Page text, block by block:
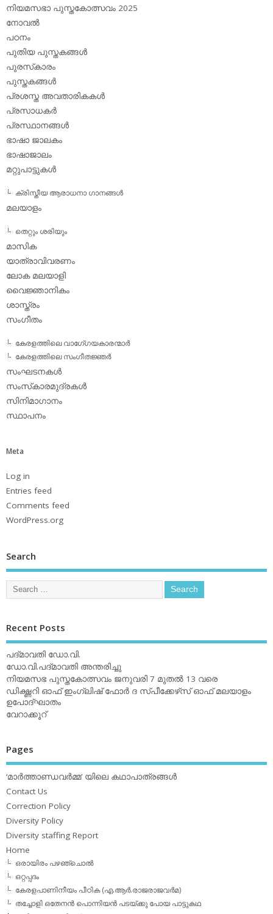
നിയമസഭാ പുസ്തകോത്സവം 2025
നോവല്‍
പഠനം
പുതിയ പുസ്തകങ്ങള്‍
പുരസ്‌കാരം
പുസ്തകങ്ങള്‍
പ്രശസ്ത അവതാരികകള്‍
പ്രസാധകര്‍
പ്രസ്ഥാനങ്ങള്‍
ഭാഷാ ജാലകം
ഭാഷാജാലം
മറ്റുപാട്ടുകള്‍
ക്രിസ്തീയ ആരാധനാ ഗാനങ്ങള്‍
മലയാളം
തെറ്റും ശരിയും
മാസിക
യാത്രാവിവരണം
ലോക മലയാളി
വൈജ്ഞാനികം
ശാസ്ത്രം
സംഗീതം
കേരളത്തിലെ വാഗേ്ഗയകാരന്മാര്‍
കേരളത്തിലെ സംഗീതജ്ഞര്‍
സംഘടനകള്‍
സംസ്‌കാരമുദ്രകള്‍
സിനിമാഗാനം
സ്ഥാപനം
Meta
Log in
Entries feed
Comments feed
WordPress.org
Search
Recent Posts
പദ്മാവതി ഡോ.വി.
ഡോ.വി.പദ്മാവതി അന്തരിച്ചു
നിയമസഭ പുസ്തകോത്സവം ജനുവരി 7 മുതല്‍ 13 വരെ
ഡിക്ഷ്ണറി ഓഫ് ഇംഗ്ലിഷ് ഫോര്‍ ദ സ്പീക്കേഴ്‌സ് ഓഫ് മലയാളം
ഉപോദ്ഘാതം
വേറാക്കൂറ്
Pages
‘മാര്‍ത്താണ്ഡവര്‍മ്മ’ യിലെ കഥാപാത്രങ്ങള്‍
Contact Us
Correction Policy
Diversity Policy
Diversity staffing Report
Home
ഒരായിരം പഴഞ്ചൊല്‍
ഒറ്റപ്പദം
കേരളപാണിനീയം പീഠിക (എ.ആര്‍.രാജരാജവര്‍മ)
തച്ചോളി ഒതേനൻ പൊന്നിയൻ പടയ്‌ക്കു പോയ പാട്ടുകഥ